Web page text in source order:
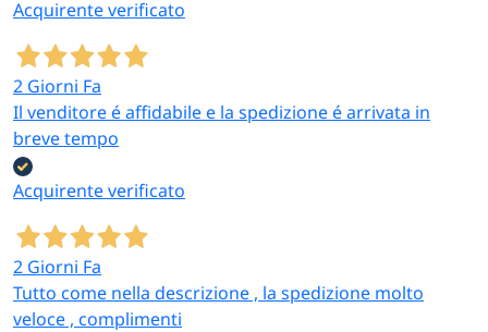
Acquirente verificato
2 Giorni Fa
Il venditore é affidabile e la spedizione é arrivata in
breve tempo
Acquirente verificato
2 Giorni Fa
Tutto come nella descrizione , la spedizione molto
veloce , complimenti